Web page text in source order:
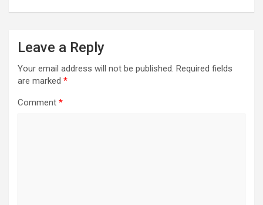
Leave a Reply
Your email address will not be published. Required fields
are marked *
Comment *